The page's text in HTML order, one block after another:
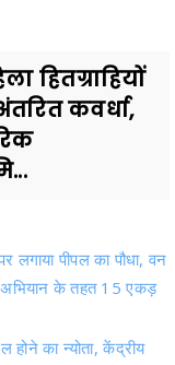
के तहत 15 एकड़
का न्योता, केंद्रीय